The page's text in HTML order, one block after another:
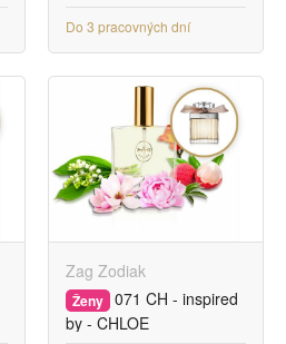
Do 3 pracovných dní
Zag Zodiak
Ženy 071 CH - inspired
by - CHLOE